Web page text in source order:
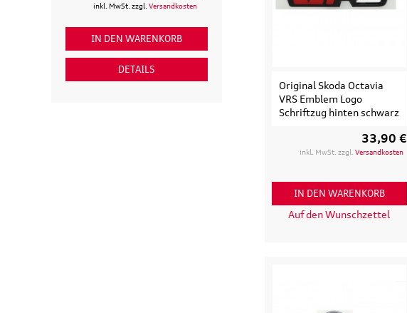
Original Skoda Octavia
VRS Emblem Logo
Schriftzug hinten schwarz
33,90 €
inkl. MwSt. zzgl. Versandkosten
IN DEN WARENKORB
Auf den Wunschzettel
inkl. MwSt. zzgl. Versandkosten
IN DEN WARENKORB
DETAILS
inkl. MwSt. zzgl.Versandkosten